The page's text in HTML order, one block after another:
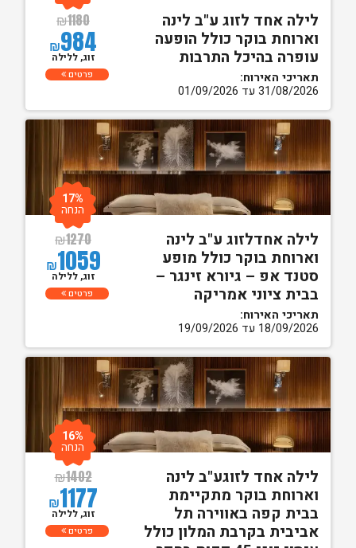
לילה אחד לזוג ע"ב לינה
וארוחת בוקר כולל הופעה
עופרה בהיכל התרבות
תאריכי האירוח:
31/08/2026 עד 01/09/2026
₪1180
₪984
זוג, ללילה
פרטים
לילה אחדלזוג ע"ב לינה
וארוחת בוקר כולל מופע
סטנד אפ – גיורא זינגר –
בבית ציוני אמריקה
תאריכי האירוח:
18/09/2026 עד 19/09/2026
₪1270
₪1059
17%
הנחה
זוג, ללילה
פרטים
לילה אחד לזוגע"ב לינה
וארוחת בוקר מתקיימת
בבית קפה באווירה תל
אביבית בקרבת המלון כולל
₪1402
₪1177
16%
הנחה
זוג, ללילה
פרטים